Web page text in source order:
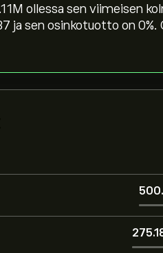
ollessa sen viimeisen
ja sen osinkotuotto on 0%.